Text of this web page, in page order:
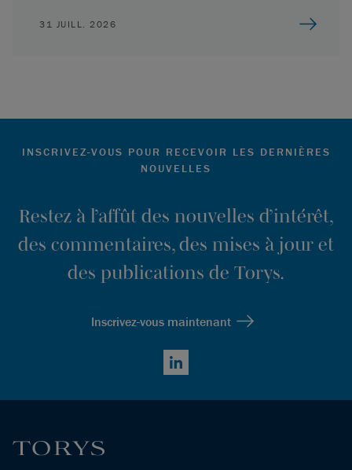
31 JUILL. 2026
INSCRIVEZ-VOUS POUR RECEVOIR LES DERNIÈRES
NOUVELLES
Restez à l’affût des nouvelles d’intérêt,
des commentaires, des mises à jour et
des publications de Torys.
Inscrivez-vous maintenant
LinkedIn